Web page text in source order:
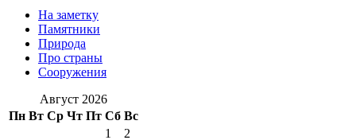
На заметку
Памятники
Природа
Про страны
Сооружения
Август 2026
Пн Вт Ср Чт Пт Сб Вс
1
2